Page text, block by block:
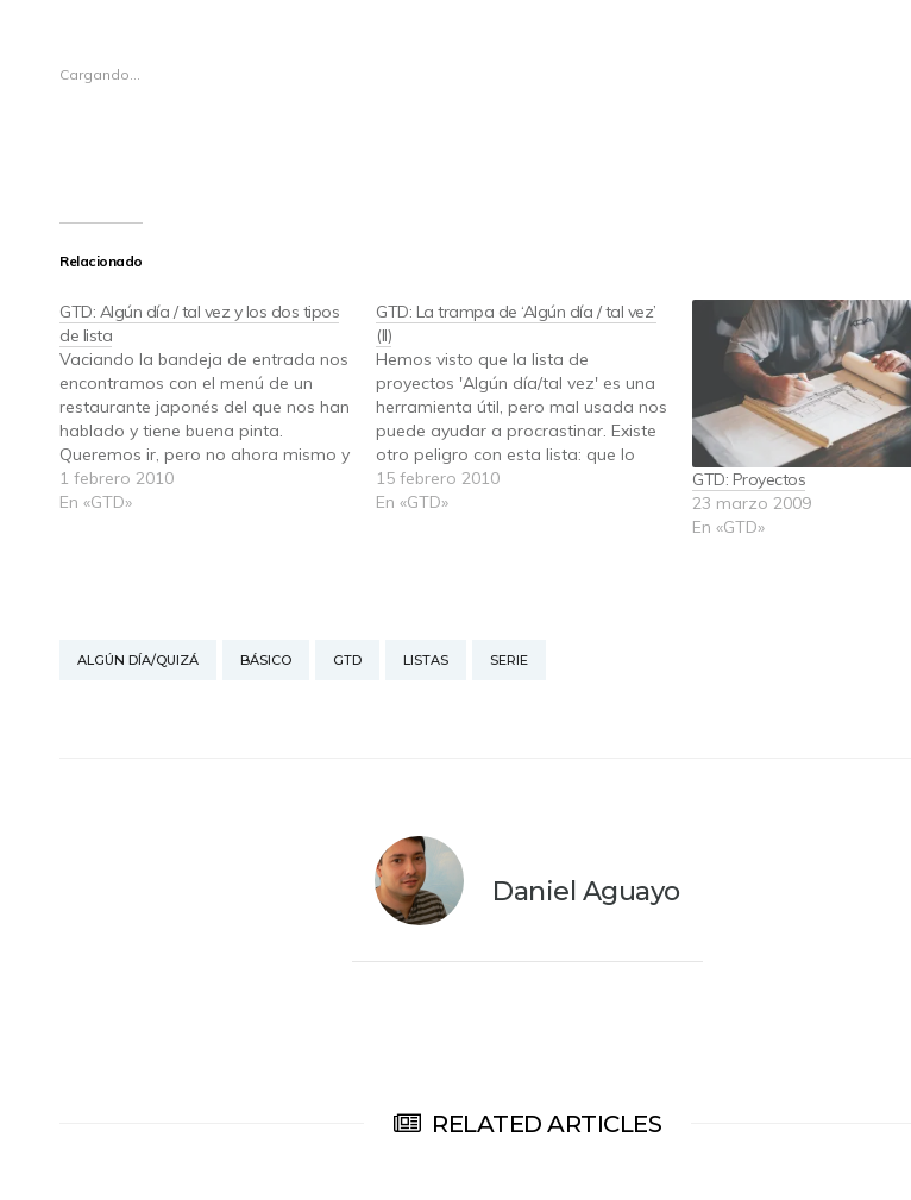
Cargando...
Relacionado
GTD: Algún día / tal vez y los dos tipos
de lista
Vaciando la bandeja de entrada nos
encontramos con el menú de un
restaurante japonés del que nos han
hablado y tiene buena pinta.
Queremos ir, pero no ahora mismo y
tampoco sabemos si en los
próximos días vamos a salir a cenar
1 febrero 2010
En «GTD»
GTD: La trampa de ‘Algún día / tal vez’
(II)
Hemos visto que la lista de
proyectos 'Algún día/tal vez' es una
herramienta útil, pero mal usada nos
puede ayudar a procrastinar. Existe
otro peligro con esta lista: que lo
que entre en ella no salga. La lista
no decide por nosotros Hemos de
15 febrero 2010
En «GTD»
GTD: Proyectos
23 marzo 2009
En «GTD»
ALGÚN DÍA/QUIZÁ BÁSICO GTD LISTAS SERIE
Daniel Aguayo
RELATED ARTICLES